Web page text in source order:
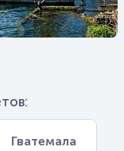
Гватемала